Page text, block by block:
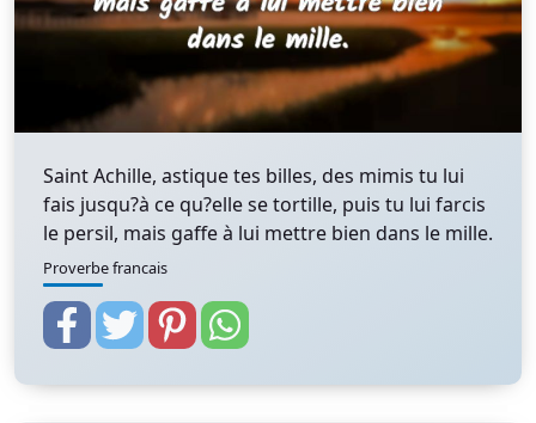
Saint Achille, astique tes billes, des mimis tu lui
fais jusqu?à ce qu?elle se tortille, puis tu lui farcis
le persil, mais gaffe à lui mettre bien dans le mille.
Proverbe francais